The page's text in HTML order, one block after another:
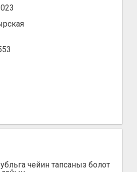
чейин тапсаныз болот